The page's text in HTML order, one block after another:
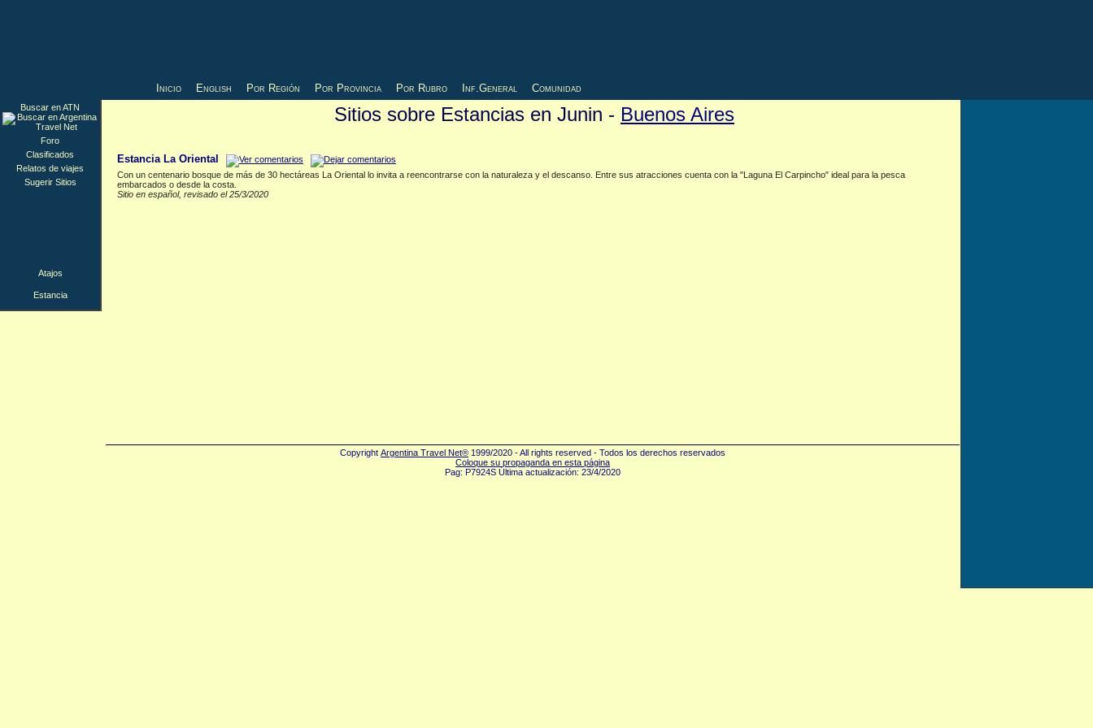
Inicio English Por Región Por Provincia Por Rubro Inf.General Comunidad
Sitios sobre Estancias en Junin - Buenos Aires
Estancia La Oriental
Con un centenario bosque de más de 30 hectáreas La Oriental lo invita a reencontrarse con la naturaleza y el descanso. Entre sus atracciones cuenta con la "Laguna El Carpincho" ideal para la pesca
embarcados o desde la costa.
Sitio en español, revisado el 25/3/2020
Buscar en ATN
Foro
Clasificados
Relatos de viajes
Sugerir Sitios
Atajos
Estancia
Copyright Argentina Travel Net® 1999/2020 - All rights reserved - Todos los derechos reservados
Coloque su propaganda en esta página
Pag: P7924S Última actualización: 23/4/2020